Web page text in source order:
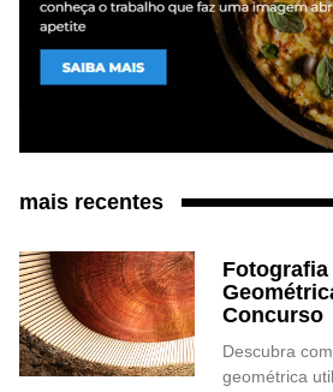
mais recentes
Fotografia
Concurso
Descubra
geométrica